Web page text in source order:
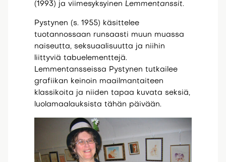
(1993) ja viimesyksyinen Lemmentanssit.
Pystynen (s. 1955) käsittelee
tuotannossaan runsaasti muun muassa
naiseutta, seksuaalisuutta ja niihin
liittyviä tabuelementtejä.
Lemmentansseissa Pystynen tutkailee
grafiikan keinoin maailmantaiteen
klassikoita ja niiden tapaa kuvata seksiä,
luolamaalauksista tähän päivään.